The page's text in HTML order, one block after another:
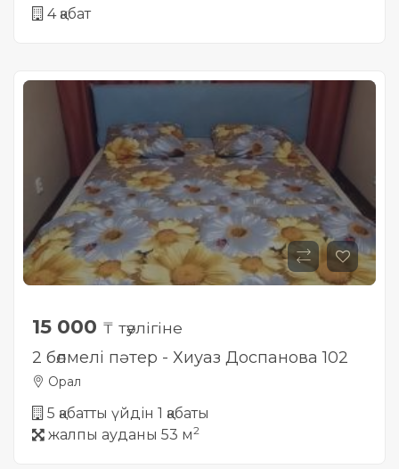
4 қабат
15 000 ₸ тәулігіне
2 бөлмелі пәтер - Хиуаз Доспанова 102
Орал
5 қабатты үйдін 1 қабаты
жалпы ауданы 53 м2